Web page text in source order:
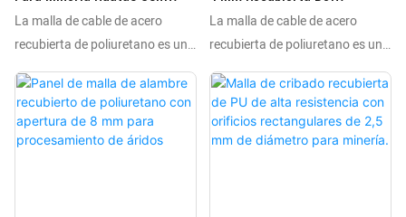
tradicionales. La malla de cable
de acero recubierta de
poliuretano se utiliza
ampliamente en tamizado,
filtrado, secado, etc., siendo
ligera, elástica, fácil de instalar,
reduce el ruido, absorbe los
tradicionales. La malla de cable
de acero recubierta de
poliuretano se utiliza
ampliamente en tamizado,
filtrado, secado, etc., siendo
ligera, elástica, fácil de instalar,
reduce el ruido, absorbe los
Revestimiento De Poliuretano
En Agujeros Cuadrados De 5
La malla de cable de acero
recubierta de poliuretano es un
componente de malla de
poliuretano utilizado en
tamizado y filtrado. Este tipo de
malla ofrece alta resistencia,
Poliuretano Con Apertura De
10 Mm Para La Industria
La malla de cable de acero
recubierta de poliuretano es un
componente de malla de
poliuretano utilizado en
tamizado y filtrado. Este tipo de
malla ofrece alta resistencia,